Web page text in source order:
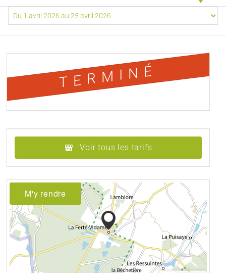
TERMINÉ
Voir tous les tarifs
M'y rendre